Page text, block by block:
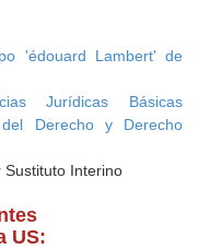
'édouard Lambert' de
Jurídicas Básicas
Derecho y Derecho
Sustituto Interino
US: